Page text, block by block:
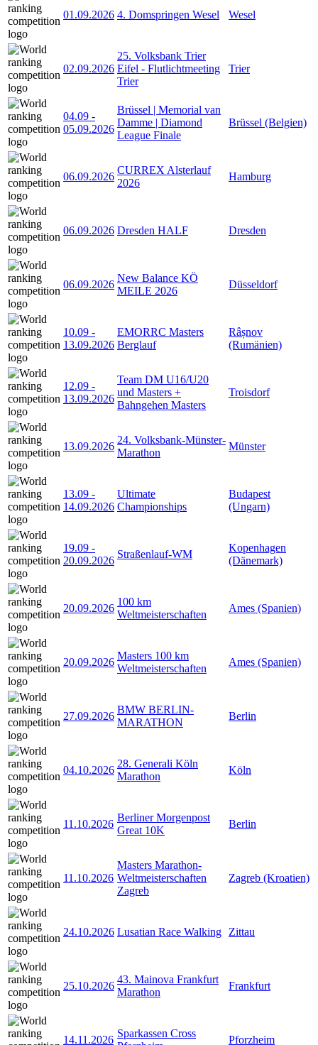
01.09.2026 4. Domspringen Wesel Wesel
02.09.2026
25. Volksbank Trier
Eifel - Flutlichtmeeting
Trier
Trier
04.09 -
05.09.2026
Brüssel | Memorial van
Damme | Diamond
League Finale
Brüssel (Belgien)
06.09.2026
CURREX Alsterlauf
2026
Hamburg
06.09.2026 Dresden HALF Dresden
06.09.2026
New Balance KÖ
MEILE 2026
Düsseldorf
10.09 -
13.09.2026
EMORRC Masters
Berglauf
Râșnov
(Rumänien)
12.09 -
13.09.2026
Team DM U16/U20
und Masters +
Bahngehen Masters
Troisdorf
13.09.2026
24. Volksbank-Münster-
Marathon
Münster
13.09 -
14.09.2026
Ultimate
Championships
Budapest
(Ungarn)
19.09 -
20.09.2026
Straßenlauf-WM
Kopenhagen
(Dänemark)
20.09.2026
100 km
Weltmeisterschaften
Ames (Spanien)
20.09.2026
Masters 100 km
Weltmeisterschaften
Ames (Spanien)
27.09.2026
BMW BERLIN-
MARATHON
Berlin
04.10.2026
28. Generali Köln
Marathon
Köln
11.10.2026
Berliner Morgenpost
Great 10K
Berlin
11.10.2026
Masters Marathon-
Weltmeisterschaften
Zagreb
Zagreb (Kroatien)
24.10.2026 Lusatian Race Walking Zittau
25.10.2026
43. Mainova Frankfurt
Marathon
Frankfurt
14.11.2026
Sparkassen Cross
Pforzheim